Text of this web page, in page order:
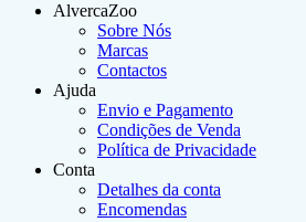
AlvercaZoo
Sobre Nós
Marcas
Contactos
Ajuda
Envio e Pagamento
Condições de Venda
Política de Privacidade
Conta
Detalhes da conta
Encomendas